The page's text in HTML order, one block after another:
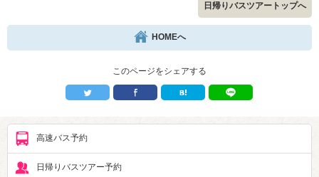
日帰りバスツアートップへ
HOMEへ
このページをシェアする
高速バス予約
日帰りバスツアー予約